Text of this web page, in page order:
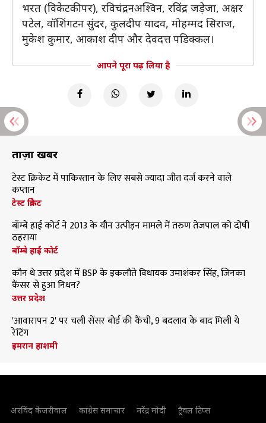
भरत (विकेटकीपर), रविचंद्रनअश्विन, रविंद्र जड़ेजा, अक्षर
पटेल, वॉशिंगटन सुंदर, कुलदीप यादव, मोहम्मद सिराज,
मुकेश कुमार, आकाश दीप और देवदत्त पडिक्कल।
आपने पूरा पढ़ लिया है
ताज़ा खबरें
टेस्ट क्रिकेट में पाकिस्तान के लिए सबसे ज्यादा जीत दर्ज करने वाले
कप्तान
टेस्ट क्रिकेट
बॉम्बे हाई कोर्ट ने 2013 के यौन उत्पीड़न मामले में तरुण तेजपाल को दोषी
ठहराया
बॉम्बे हाई कोर्ट
कौन थे उत्तर प्रदेश में BSP के इकलौते विधायक उमाशंकर सिंह, जिनका
कैंसर से हुआ निधन?
उत्तर प्रदेश
'आवारापन 2' पर चली सेंसर बोर्ड की कैंची, 9 बदलाव के बाद मिली ये
रेटिंग
इमरान हाशमी
अरविंद केजरीवाल कांग्रेस समाचार नरेंद्र मोदी ट्रैवल टिप्स